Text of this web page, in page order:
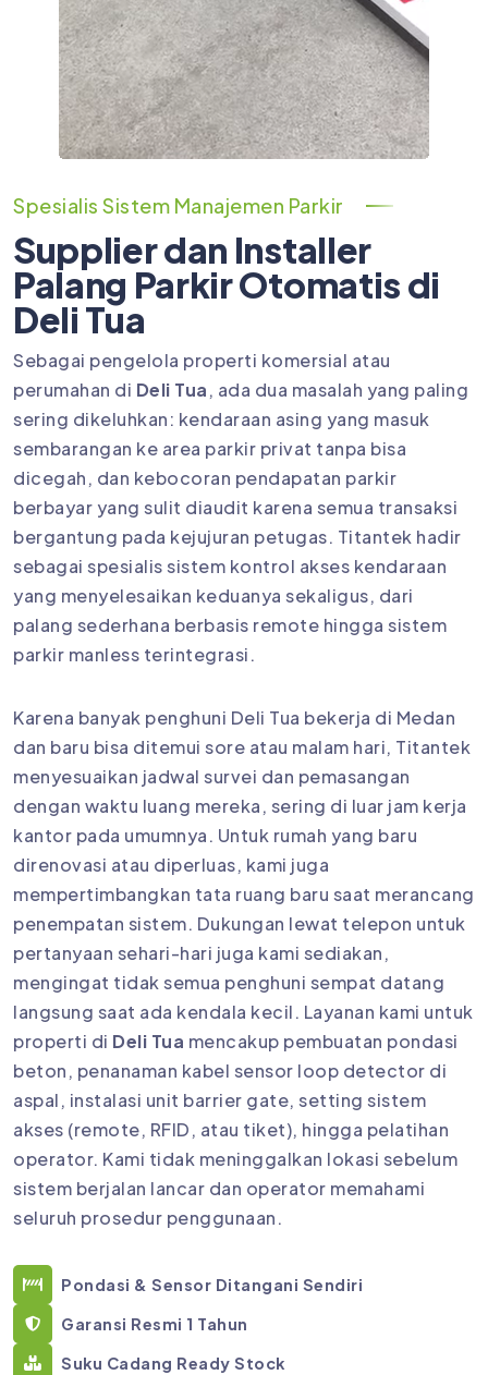
Spesialis Sistem Manajemen Parkir
Supplier dan Installer
Palang Parkir Otomatis di
Deli Tua
Sebagai pengelola properti komersial atau
perumahan di Deli Tua, ada dua masalah yang paling
sering dikeluhkan: kendaraan asing yang masuk
sembarangan ke area parkir privat tanpa bisa
dicegah, dan kebocoran pendapatan parkir
berbayar yang sulit diaudit karena semua transaksi
bergantung pada kejujuran petugas. Titantek hadir
sebagai spesialis sistem kontrol akses kendaraan
yang menyelesaikan keduanya sekaligus, dari
palang sederhana berbasis remote hingga sistem
parkir manless terintegrasi.
Karena banyak penghuni Deli Tua bekerja di Medan
dan baru bisa ditemui sore atau malam hari, Titantek
menyesuaikan jadwal survei dan pemasangan
dengan waktu luang mereka, sering di luar jam kerja
kantor pada umumnya. Untuk rumah yang baru
direnovasi atau diperluas, kami juga
mempertimbangkan tata ruang baru saat merancang
penempatan sistem. Dukungan lewat telepon untuk
pertanyaan sehari-hari juga kami sediakan,
mengingat tidak semua penghuni sempat datang
langsung saat ada kendala kecil. Layanan kami untuk
properti di Deli Tua mencakup pembuatan pondasi
beton, penanaman kabel sensor loop detector di
aspal, instalasi unit barrier gate, setting sistem
akses (remote, RFID, atau tiket), hingga pelatihan
operator. Kami tidak meninggalkan lokasi sebelum
sistem berjalan lancar dan operator memahami
seluruh prosedur penggunaan.
Pondasi & Sensor Ditangani Sendiri
Garansi Resmi 1 Tahun
Suku Cadang Ready Stock